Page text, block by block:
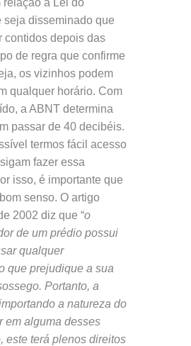
seja disseminado que
contidos depois das
de regra que confirme
os vizinhos podem
qualquer horário. Com
a ABNT determina
passar de 40 decibéis.
termos fácil acesso
fazer essa
isso, é importante que
senso. O artigo
2002 diz que “o
de um prédio possui
qualquer
que prejudique a sua
Portanto, a
a natureza do
em alguma desses
este terá plenos direitos